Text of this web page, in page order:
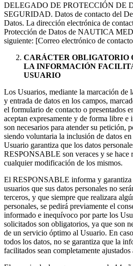
DELEGADO DE PROTECCIÓN DE
SEGURIDAD. Datos de contacto del
Datos. La dirección electrónica de
Protección de Datos de NAUTICA
siguiente: [Correo electrónico de
CARÁCTER OBLIGATORIO
LA INFORMACIÓN
USUARIO
Los Usuarios, mediante la marcación de
y entrada de datos en los campos,
el formulario de contacto o presentados
aceptan expresamente y de forma libre e
son necesarios para atender su petición,
siendo voluntaria la inclusión de datos
Usuario garantiza que los datos
RESPONSABLE son veraces y se hace
cualquier modificación de los mismos.
El RESPONSABLE informa y garantiza
usuarios que sus datos personales no
terceros, y que siempre que realizara
personales, se pedirá previamente el
informado e inequívoco por parte los
solicitados son obligatorios, ya que son
de un servicio óptimo al Usuario. En
todos los datos, no se garantiza que la
facilitados sean completamente ajustados